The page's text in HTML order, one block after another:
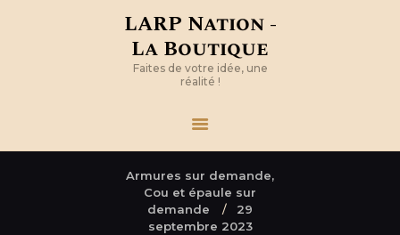
LARP Nation -
La Boutique
Faites de votre idée, une
réalité !
Armures sur demande,
Cou et épaule sur
demande
29
septembre 2023